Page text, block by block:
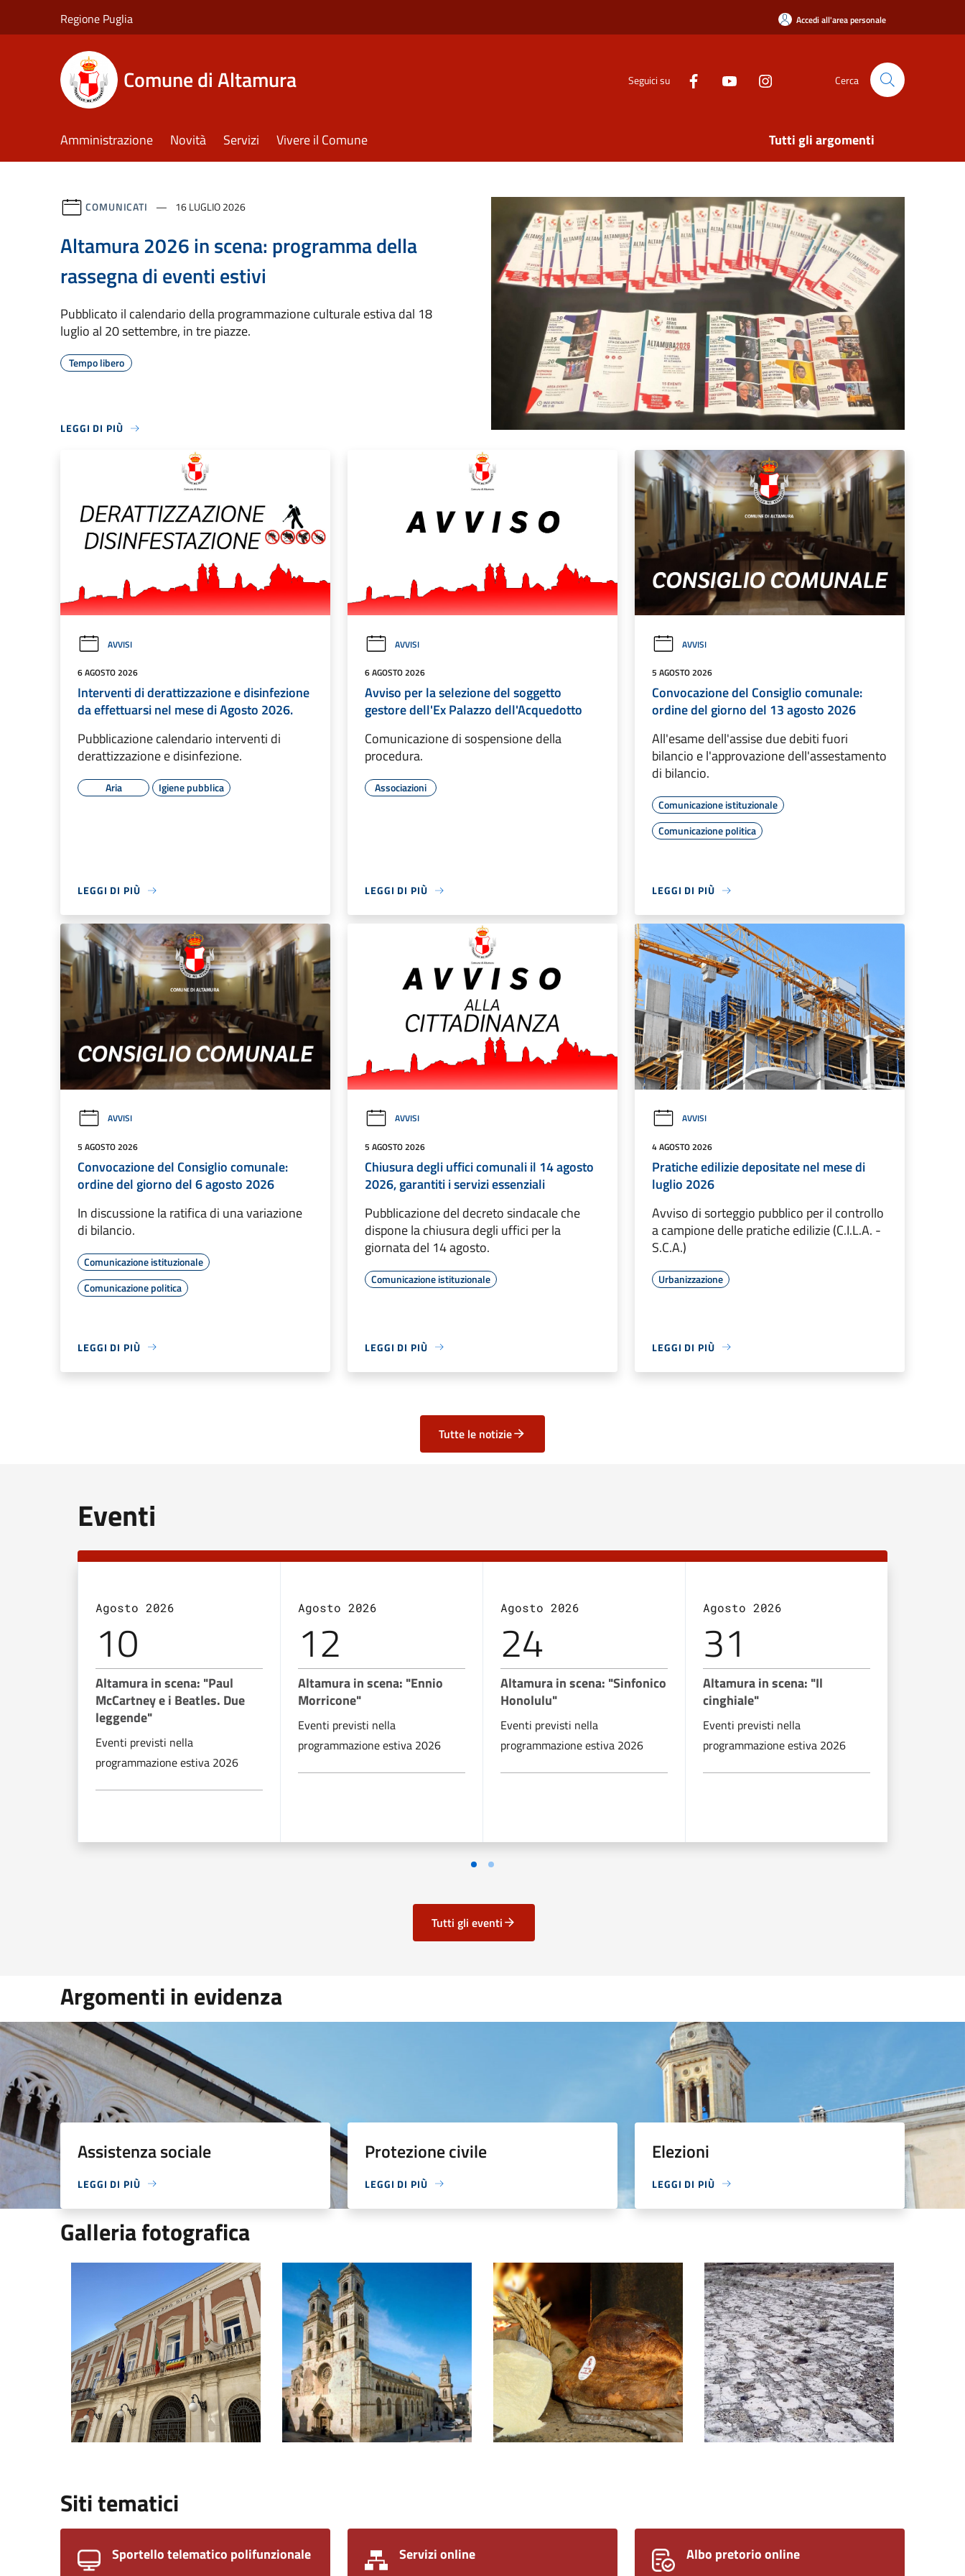
Regione Puglia Accedi all'area personale
Comune di Altamura Seguici su Cerca
Amministrazione Novità Servizi Vivere il Comune Tutti gli argomenti
COMUNICATI 16 LUGLIO 2026
Altamura 2026 in scena: programma della
rassegna di eventi estivi
Pubblicato il calendario della programmazione culturale estiva dal 18
luglio al 20 settembre, in tre piazze.
Tempo libero
LEGGI DI PIÙ
AVVISI
6 AGOSTO 2026
Interventi di derattizzazione e disinfezione
da effettuarsi nel mese di Agosto 2026.
Pubblicazione calendario interventi di
derattizzazione e disinfezione.
Aria Igiene pubblica
LEGGI DI PIÙ
AVVISI
6 AGOSTO 2026
Avviso per la selezione del soggetto
gestore dell'Ex Palazzo dell'Acquedotto
Comunicazione di sospensione della
procedura.
Associazioni
LEGGI DI PIÙ
AVVISI
5 AGOSTO 2026
Convocazione del Consiglio comunale:
ordine del giorno del 13 agosto 2026
All'esame dell'assise due debiti fuori
bilancio e l'approvazione dell'assestamento
di bilancio.
Comunicazione istituzionale
Comunicazione politica
LEGGI DI PIÙ
AVVISI
5 AGOSTO 2026
Convocazione del Consiglio comunale:
ordine del giorno del 6 agosto 2026
In discussione la ratifica di una variazione
di bilancio.
Comunicazione istituzionale
Comunicazione politica
LEGGI DI PIÙ
AVVISI
5 AGOSTO 2026
Chiusura degli uffici comunali il 14 agosto
2026, garantiti i servizi essenziali
Pubblicazione del decreto sindacale che
dispone la chiusura degli uffici per la
giornata del 14 agosto.
Comunicazione istituzionale
LEGGI DI PIÙ
AVVISI
4 AGOSTO 2026
Pratiche edilizie depositate nel mese di
luglio 2026
Avviso di sorteggio pubblico per il controllo
a campione delle pratiche edilizie (C.I.L.A. -
S.C.A.)
Urbanizzazione
LEGGI DI PIÙ
Tutte le notizie
Eventi
Agosto 2026
10
Altamura in scena: "Paul
McCartney e i Beatles. Due
leggende"
Eventi previsti nella
programmazione estiva 2026
Agosto 2026
12
Altamura in scena: "Ennio
Morricone"
Eventi previsti nella
programmazione estiva 2026
Agosto 2026
24
Altamura in scena: "Sinfonico
Honolulu"
Eventi previsti nella
programmazione estiva 2026
Agosto 2026
31
Altamura in scena: "Il
cinghiale"
Eventi previsti nella
programmazione estiva 2026
Tutti gli eventi
Argomenti in evidenza
Assistenza sociale
LEGGI DI PIÙ
Protezione civile
LEGGI DI PIÙ
Elezioni
LEGGI DI PIÙ
Galleria fotografica
Cattedrale di Santa Maria Assunta Pane di Altamura Orme dei dinosauri
Siti tematici
Sportello telematico polifunzionale Servizi online Albo pretorio online